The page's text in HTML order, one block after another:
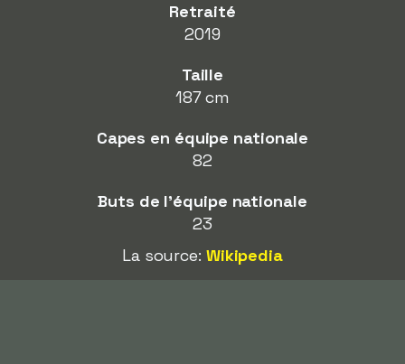
Retraité
2019
Taille
187 cm
Capes en équipe nationale
82
Buts de l'équipe nationale
23
La source: Wikipedia